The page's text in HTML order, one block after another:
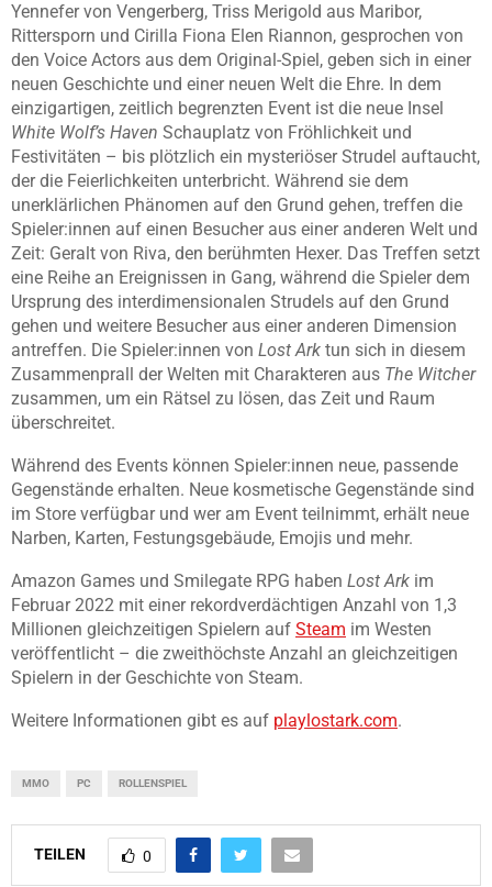
Yennefer von Vengerberg, Triss Merigold aus Maribor,
Rittersporn und Cirilla Fiona Elen Riannon, gesprochen von
den Voice Actors aus dem Original-Spiel, geben sich in einer
neuen Geschichte und einer neuen Welt die Ehre. In dem
einzigartigen, zeitlich begrenzten Event ist die neue Insel
White Wolf’s Haven Schauplatz von Fröhlichkeit und
Festivitäten – bis plötzlich ein mysteriöser Strudel auftaucht,
der die Feierlichkeiten unterbricht. Während sie dem
unerklärlichen Phänomen auf den Grund gehen, treffen die
Spieler:innen auf einen Besucher aus einer anderen Welt und
Zeit: Geralt von Riva, den berühmten Hexer. Das Treffen setzt
eine Reihe an Ereignissen in Gang, während die Spieler dem
Ursprung des interdimensionalen Strudels auf den Grund
gehen und weitere Besucher aus einer anderen Dimension
antreffen. Die Spieler:innen von Lost Ark tun sich in diesem
Zusammenprall der Welten mit Charakteren aus The Witcher
zusammen, um ein Rätsel zu lösen, das Zeit und Raum
überschreitet.
Während des Events können Spieler:innen neue, passende
Gegenstände erhalten. Neue kosmetische Gegenstände sind
im Store verfügbar und wer am Event teilnimmt, erhält neue
Narben, Karten, Festungsgebäude, Emojis und mehr.
Amazon Games und Smilegate RPG haben Lost Ark im
Februar 2022 mit einer rekordverdächtigen Anzahl von 1,3
Millionen gleichzeitigen Spielern auf Steam im Westen
veröffentlicht – die zweithöchste Anzahl an gleichzeitigen
Spielern in der Geschichte von Steam.
Weitere Informationen gibt es auf playlostark.com.
MMO PC ROLLENSPIEL
TEILEN 0